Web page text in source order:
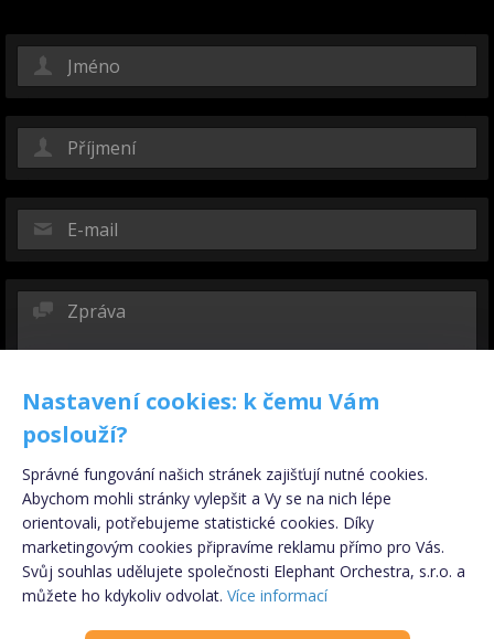
Odeslat kopii na můj e-mail
Registrujte seZDARMA
Nastavení cookies: k čemu Vám
poslouží?
Správné fungování našich stránek zajišťují nutné cookies.
Abychom mohli stránky vylepšit a Vy se na nich lépe
orientovali, potřebujeme statistické cookies. Díky
marketingovým cookies připravíme reklamu přímo pro Vás.
Svůj souhlas udělujete společnosti Elephant Orchestra, s.r.o. a
můžete ho kdykoliv odvolat. Více informací